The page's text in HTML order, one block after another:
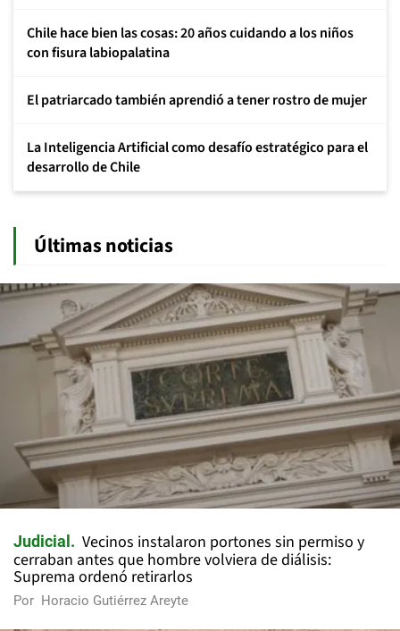
Chile hace bien las cosas: 20 años cuidando a los niños
con fisura labiopalatina
El patriarcado también aprendió a tener rostro de mujer
La Inteligencia Artificial como desafío estratégico para el
desarrollo de Chile
Últimas noticias
Judicial
Vecinos instalaron portones sin permiso y
cerraban antes que hombre volviera de diálisis:
Suprema ordenó retirarlos
Por Horacio Gutiérrez Areyte